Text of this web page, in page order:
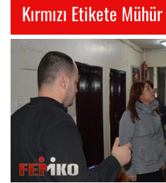
Kırmızı Etikete Mühür